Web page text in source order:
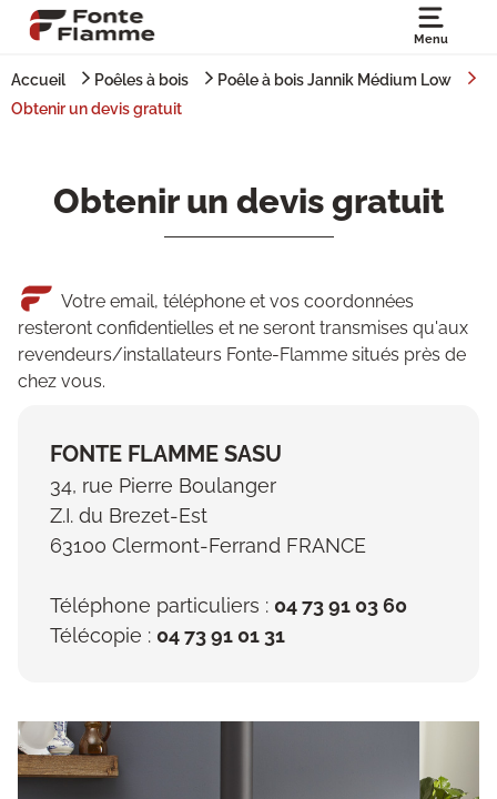
Menu
Accueil Poêles à bois
Poêle à bois Jannik Médium Low
Obtenir un devis gratuit
Obtenir un devis gratuit
Votre email, téléphone et vos coordonnées
resteront confidentielles et ne seront transmises qu'aux
revendeurs/installateurs Fonte-Flamme situés près de
chez vous.
FONTE FLAMME SASU
34, rue Pierre Boulanger
Z.I. du Brezet-Est
63100 Clermont-Ferrand FRANCE
Téléphone particuliers : 04 73 91 03 60
Télécopie : 04 73 91 01 31